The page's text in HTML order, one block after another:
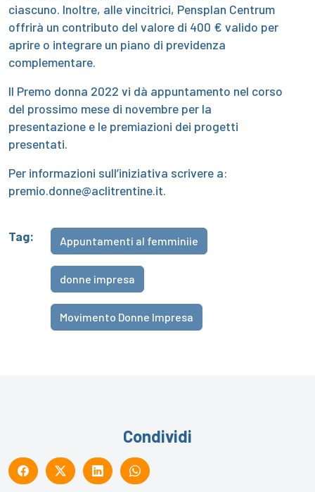
ciascuno. Inoltre, alle vincitrici, Pensplan Centrum
offrirà un contributo del valore di 400 € valido per
aprire o integrare un piano di previdenza
complementare.
Il Premo donna 2022 vi dà appuntamento nel corso
del prossimo mese di novembre per la
presentazione e le premiazioni dei progetti
presentati.
Per informazioni sull’iniziativa scrivere a:
premio.donne@aclitrentine.it.
Tag: Appuntamenti al femminiie
donne impresa
Movimento Donne Impresa
Condividi